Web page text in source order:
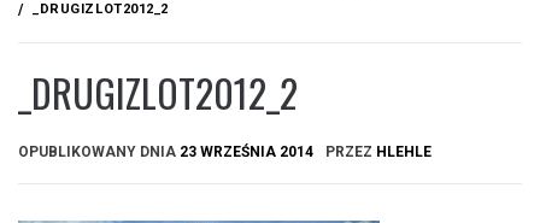
_DRUGIZLOT2012_2
_DRUGIZLOT2012_2
OPUBLIKOWANY DNIA 23 WRZEŚNIA 2014 PRZEZ HLEHLE